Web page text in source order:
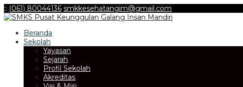
:: (061) 80044136 smkkesehatangim@gmail.com
Beranda
Sekolah
Yayasan
Sejarah
Profil Sekolah
Akreditas